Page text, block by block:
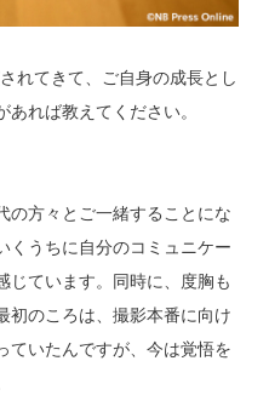
れてきて、ご自身の成長とし
れば教えてください。
の方々とご一緒することにな
くうちに自分のコミュニケー
じています。同時に、度胸も
初のころは、撮影本番に向け
ていたんですが、今は覚悟を